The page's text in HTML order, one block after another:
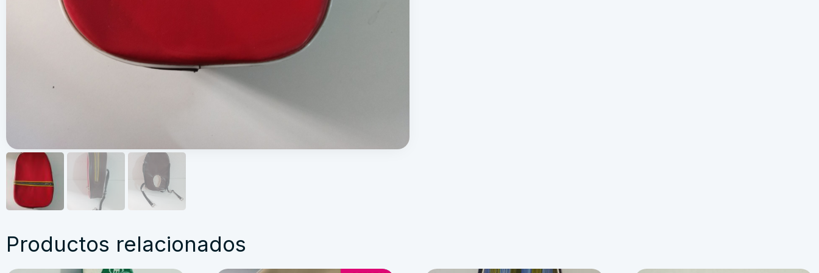
Productos relacionados